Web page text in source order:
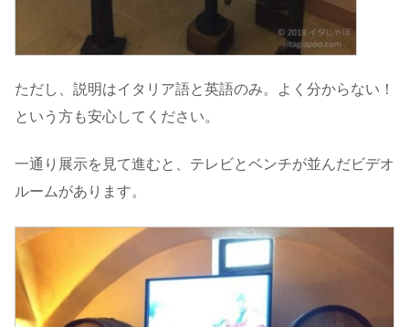
ただし、説明はイタリア語と英語のみ。よく分からない！
という方も安心してください。
一通り展示を見て進むと、テレビとベンチが並んだビデオ
ルームがあります。